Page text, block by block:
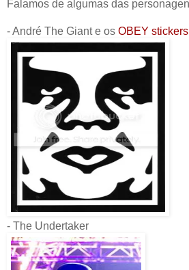
Falamos de algumas das
- André The Giant e os OBEY stickers
- The Undertaker